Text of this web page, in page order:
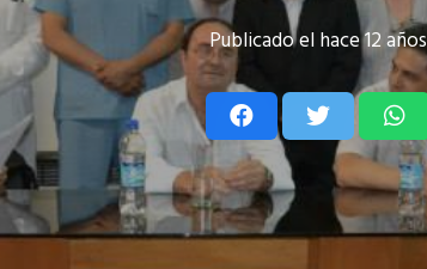
Publicado elhace 12 años